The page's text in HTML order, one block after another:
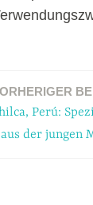
Perú:
der jungen